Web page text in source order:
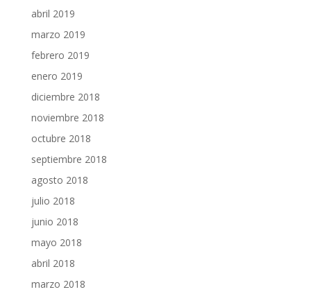
abril 2019
marzo 2019
febrero 2019
enero 2019
diciembre 2018
noviembre 2018
octubre 2018
septiembre 2018
agosto 2018
julio 2018
junio 2018
mayo 2018
abril 2018
marzo 2018